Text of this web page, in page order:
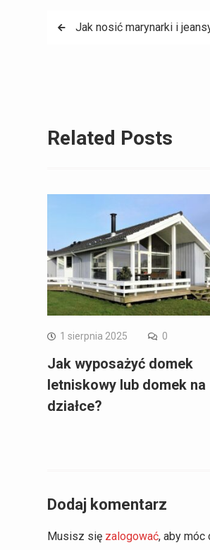
Nawigacja
Jak nosić marynarki i
Related Posts
1 sierpnia 2025 0
Jak wyposażyć domek
letniskowy lub domek na
działce?
Dodaj komentarz
Musisz się zalogować, aby móc